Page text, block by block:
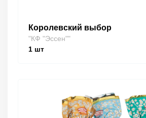
Королевский выбор
"КФ "Эссен""
1 шт